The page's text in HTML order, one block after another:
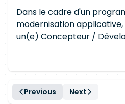
Dans le cadre d'un
modernisation
un(e) Concepteur /
applications stratégiques
technique. Vos missions Au
pluridisciplinaire, vous
Previous Next